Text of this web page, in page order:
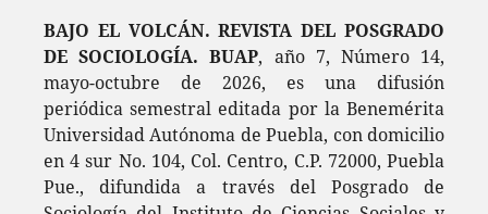
BAJO EL VOLCÁN. REVISTA DEL POSGRADO
DE SOCIOLOGÍA. BUAP, año 7, Número 14,
mayo-octubre de 2026, es una difusión
periódica semestral editada por la Benemérita
Universidad Autónoma de Puebla, con domicilio
en 4 sur No. 104, Col. Centro, C.P. 72000, Puebla
Pue., difundida a través del Posgrado de